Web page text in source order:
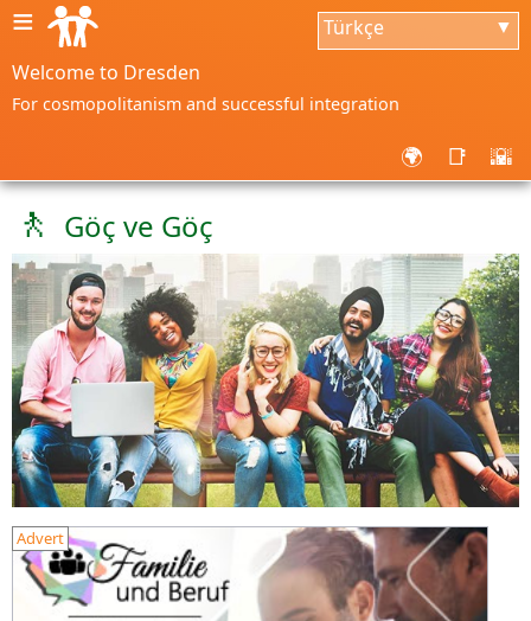
≡ Türkçe ▼
Welcome to Dresden
For cosmopolitanism and successful integration
🌍 📑 🌇
🚶 Göç ve Göç
Advert